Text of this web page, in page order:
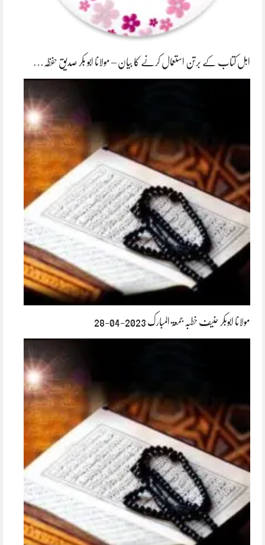
اہل کتاب کے برتن استعمال کرنے کا بیان – مولانا ابو بکر صدیق حفظہ…
مولانا ابوبکر حنیف خطبہ جمعۃ المبارک 2023-04-28